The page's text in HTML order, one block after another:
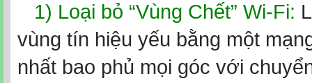
1) Loại bỏ “Vùng Chết” Wi-Fi:
vùng tín hiệu yếu bằng một
nhất bao phủ mọi góc với